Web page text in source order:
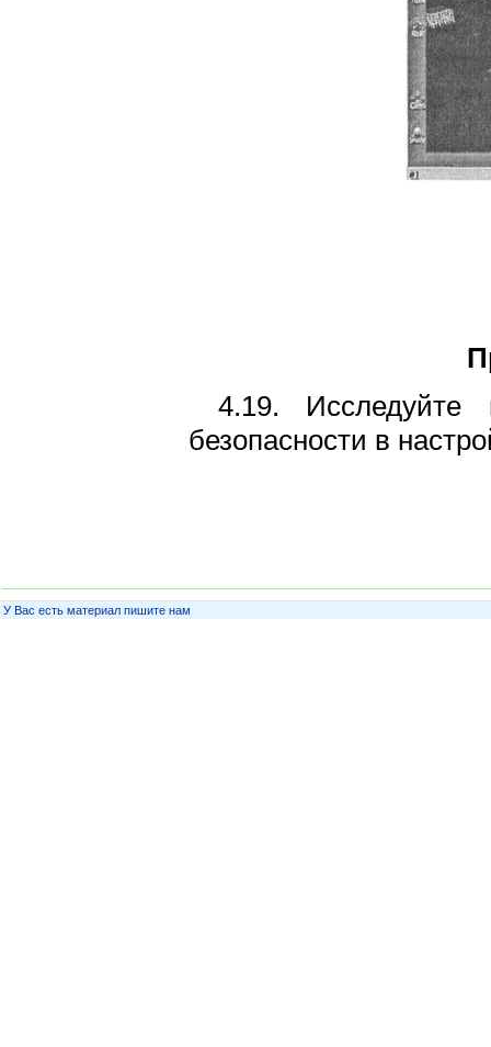
4.19. Исследуйте
безопасности в
У Вас есть материал пишите нам